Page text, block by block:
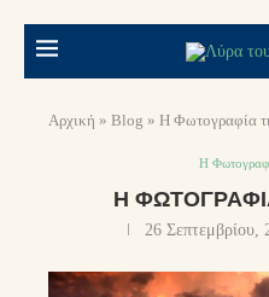
Αρχική » Blog » Η Φωτογραφία
Η
Η
26 Σεπτεμβρίου,